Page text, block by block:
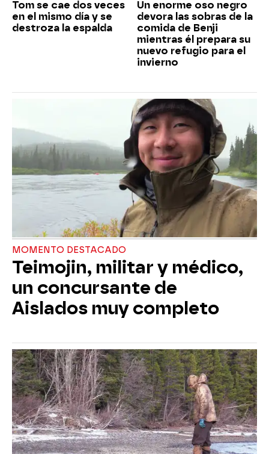
Tom se cae dos veces
en el mismo día y se
destroza la espalda
Un enorme oso negro
devora las sobras de la
comida de Benji
mientras él prepara su
nuevo refugio para el
invierno
MOMENTO DESTACADO
Teimojin, militar y médico,
un concursante de
Aislados muy completo